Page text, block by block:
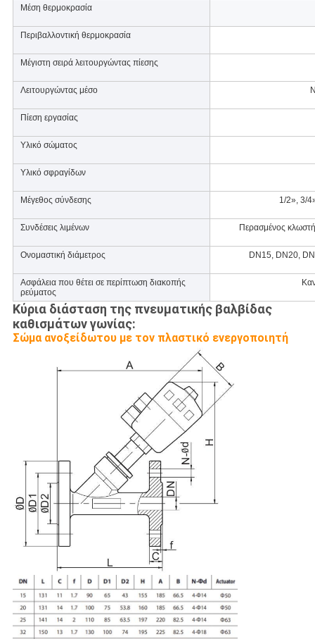
Μέση θερμοκρασία
Περιβαλλοντική θερμοκρασία
Μέγιστη σειρά λειτουργώντας πίεσης
Λειτουργώντας μέσο
Πίεση εργασίας
Υλικό σώματος
Υλικό σφραγίδων
Μέγεθος σύνδεσης 1/2», 3/
Συνδέσεις λιμένων Περασμένος
Ονομαστική διάμετρος DN15, DN20,
Ασφάλεια που θέτει σε περίπτωση διακοπής
ρεύματος
Κύρια διάσταση της πνευματικήςβαλβίδας
καθισμάτων γωνίας:
Σώμα ανοξείδωτου με τον πλαστικό ενεργοποιητή